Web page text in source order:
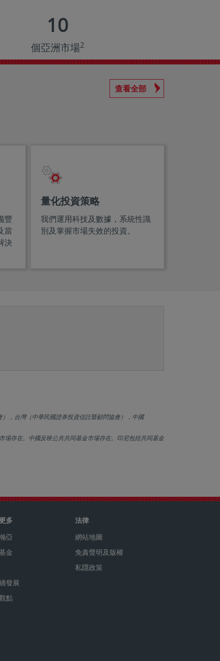
10
個亞洲市場2
查看全部
豐
當
決
量化投資策略
我們運用科技及數據，系統性識
別及掌握市場失效的投資。
，台灣（中華民國證券投資信託暨顧問協會），中國
存在。中國反映公共共同基金市場存在。印尼包括共同基金
多
亞
金
發展
點
法律
網站地圖
免責聲明及版權
私隱政策